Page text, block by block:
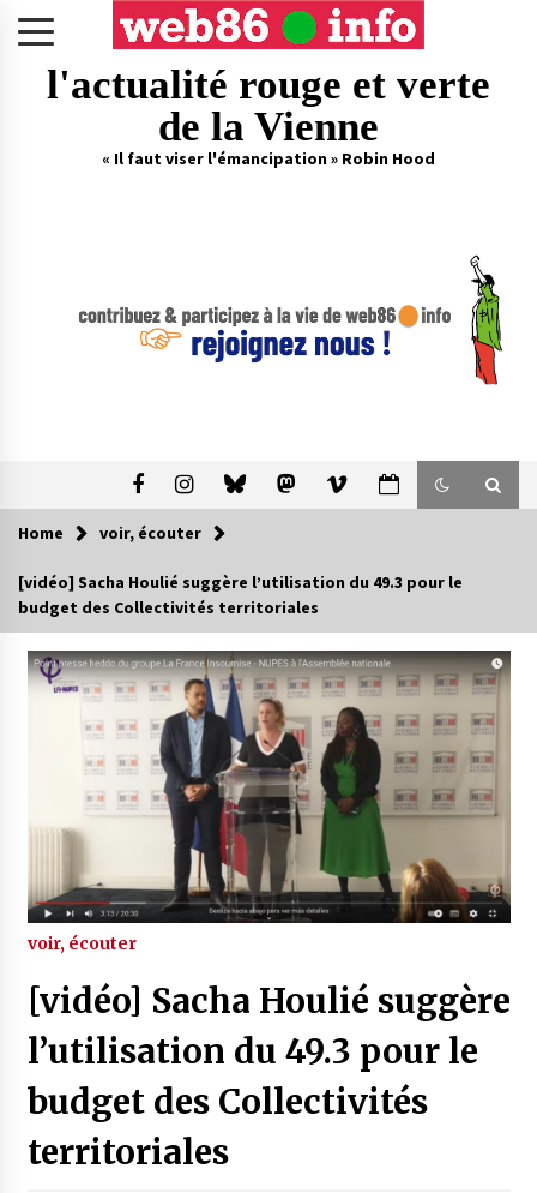
l'actualité rouge et verte
de la Vienne
« Il faut viser l'émancipation » Robin Hood
Home voir, écouter
[vidéo] Sacha Houlié suggère l’utilisation du 49.3 pour le
budget des Collectivités territoriales
voir, écouter
[vidéo] Sacha Houlié suggère
l’utilisation du 49.3 pour le
budget des Collectivités
territoriales